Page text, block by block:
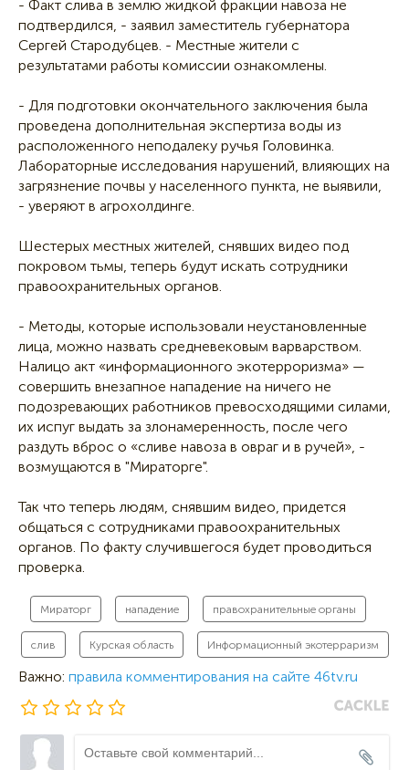
- Факт слива в землю жидкой фракции навоза не
подтвердился, - заявил заместитель губернатора
Сергей Стародубцев. - Местные жители с
результатами работы комиссии ознакомлены.
- Для подготовки окончательного заключения была
проведена дополнительная экспертиза воды из
расположенного неподалеку ручья Головинка.
Лабораторные исследования нарушений, влияющих на
загрязнение почвы у населенного пункта, не выявили,
- уверяют в агрохолдинге.
Шестерых местных жителей, снявших видео под
покровом тьмы, теперь будут искать сотрудники
правоохранительных органов.
- Методы, которые использовали неустановленные
лица, можно назвать средневековым варварством.
Налицо акт «информационного экотерроризма» —
совершить внезапное нападение на ничего не
подозревающих работников превосходящими силами,
их испуг выдать за злонамеренность, после чего
раздуть вброс о «сливе навоза в овраг и в ручей», -
возмущаются в "Мираторге".
Так что теперь людям, снявшим видео, придется
общаться с сотрудниками правоохранительных
органов. По факту случившегося будет проводиться
проверка.
Мираторг нападение правохранительные органы
слив Курская область Информационный экотерраризм
Важно: правила комментирования на сайте 46tv.ru